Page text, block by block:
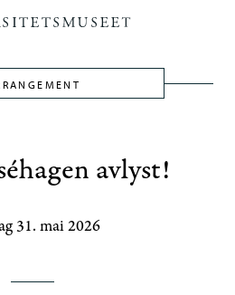
avlyst!
31. mai 2026